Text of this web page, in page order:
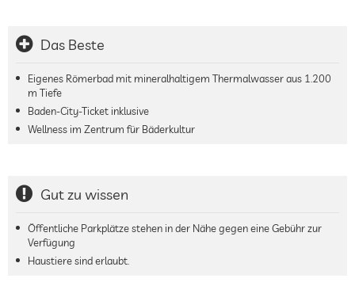
Das Beste
Eigenes Römerbad mit mineralhaltigem Thermalwasser aus 1.200
m Tiefe
Baden-City-Ticket inklusive
Wellness im Zentrum für Bäderkultur
Gut zu wissen
Öffentliche Parkplätze stehen in der Nähe gegen eine Gebühr zur
Verfügung
Haustiere sind erlaubt.